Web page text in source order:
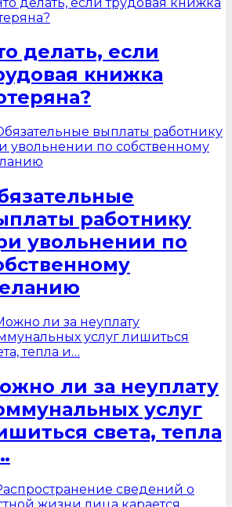
делать, если
книжка
работнику
увольнении по
ли за неуплату
услуг
света, тепла